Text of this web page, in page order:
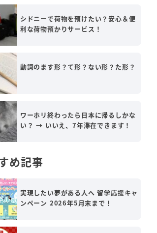
シドニーで荷物を預けたい？安心＆便
利な荷物預かりサービス！
動詞のます形？て形？ない形？た形？
ワーホリ終わったら日本に帰るしかな
い？ → いいえ、7年滞在できます！
め記事
実現したい夢がある人へ 留学応援キャ
ンペーン 2026年5月末まで！